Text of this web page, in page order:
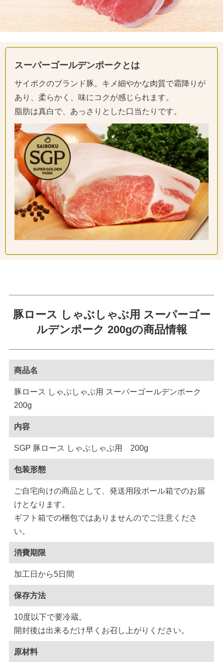
スーパーゴールデンポークとは
サイボクのブランド豚。キメ細やかな肉質で霜降りが
あり、柔らかく、味にコクが感じられます。
脂肪は真白で、あっさりとした口当たりです。
豚ロース しゃぶしゃぶ用 スーパーゴー
ルデンポーク 200gの商品情報
商品名
豚ロース しゃぶしゃぶ用 スーパーゴールデンポーク
200g
内容
SGP 豚ロース しゃぶしゃぶ用 200g
包装形態
ご自宅向けの商品として、発送用段ボール箱でのお届
けとなります。
ギフト箱での梱包ではありませんのでご注意くださ
い。
消費期限
加工日から5日間
保存方法
10度以下で要冷蔵。
開封後は出来るだけ早くお召し上がりください。
原材料